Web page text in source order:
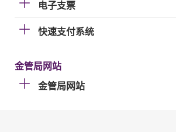
电子支票
快速支付系统
金管局网站
金管局网站